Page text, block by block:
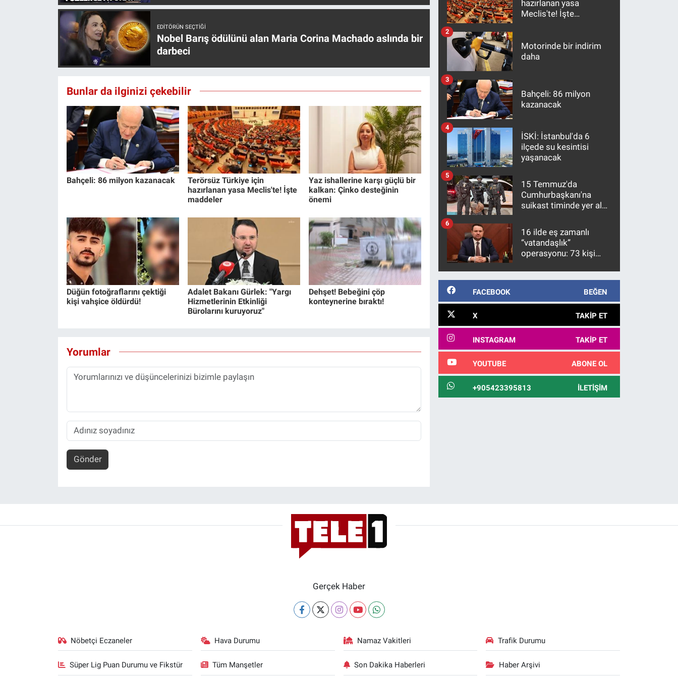
EDITÖRÜN SEÇTIĞI
Nobel Barış ödülünü alan Maria Corina Machado aslında bir
darbeci
Bunlar da ilginizi çekebilir
Bahçeli: 86 milyon kazanacak
Terörsüz Türkiye için
hazırlanan yasa Meclis'te! İşte
maddeler
Yaz ishallerine karşı güçlü bir
kalkan: Çinko desteğinin
önemi
Düğün fotoğraflarını çektiği
kişi vahşice öldürdü!
Adalet Bakanı Gürlek: "Yargı
Hizmetlerinin Etkinliği
Bürolarını kuruyoruz"
Dehşet! Bebeğini çöp
konteynerine bıraktı!
Yorumlar
Gönder
hazırlanan yasa
Meclis'te! İşte
Motorinde bir indirim
daha
2
Bahçeli: 86 milyon
kazanacak
3
İSKİ: İstanbul'da 6
ilçede su kesintisi
yaşanacak
4
15 Temmuz'da
Cumhurbaşkanı'na
suikast timinde yer alan
10 yıl sonra yakalandı
5
16 ilde eş zamanlı
“vatandaşlık”
operasyonu: 73 kişi
6
FACEBOOK BEĞEN
X TAKIP ET
INSTAGRAM TAKIP ET
YOUTUBE ABONE OL
+905423395813 İLETIŞIM
Gerçek Haber
Nöbetçi Eczaneler Hava Durumu Namaz Vakitleri Trafik Durumu
Süper Lig Puan Durumu ve Fikstür Tüm Manşetler Son Dakika Haberleri Haber Arşivi
Gündem Özel
Günün görüntüsü
Koronavirüs
Kültür Sanat
Programlar
Türkiye'nin Gündemi
Yerel Gündem
Yerel Yaşam